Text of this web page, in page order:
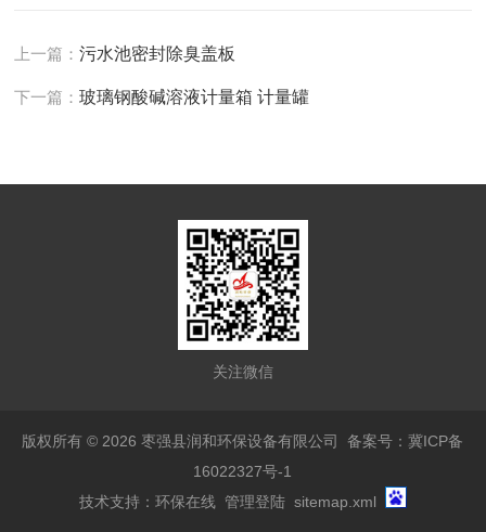
上一篇：污水池密封除臭盖板
下一篇：玻璃钢酸碱溶液计量箱 计量罐
关注微信
版权所有 © 2026 枣强县润和环保设备有限公司备案号：冀ICP备
16022327号-1
技术支持： 环保在线 管理登陆 sitemap.xml